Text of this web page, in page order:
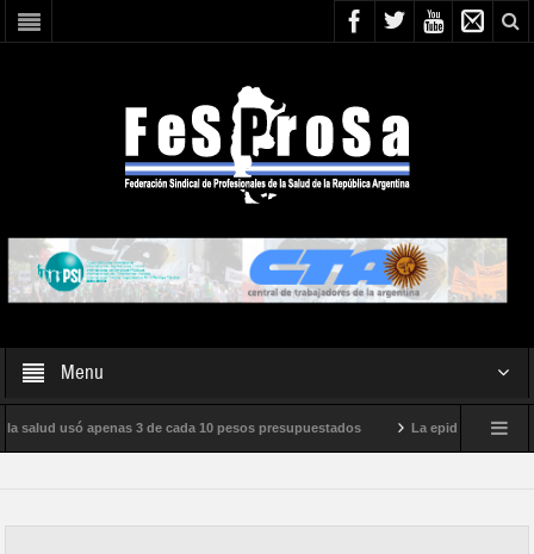
Menu
usó apenas 3 de cada 10 pesos presupuestados La epidemia de